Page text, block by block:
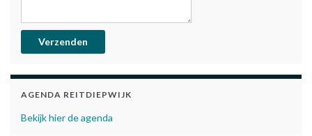
AGENDA REITDIEPWIJK
Bekijk hier de agenda